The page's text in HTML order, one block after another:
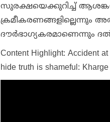
സുരക്ഷയെക്കുറിച്ച്
ക്രമീകരണങ്ങളില്ലെന്നും
Content Highlight: Accident
hide truth is shameful: Kharge